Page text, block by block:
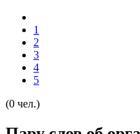
1
2
3
4
5
(0 чел.)